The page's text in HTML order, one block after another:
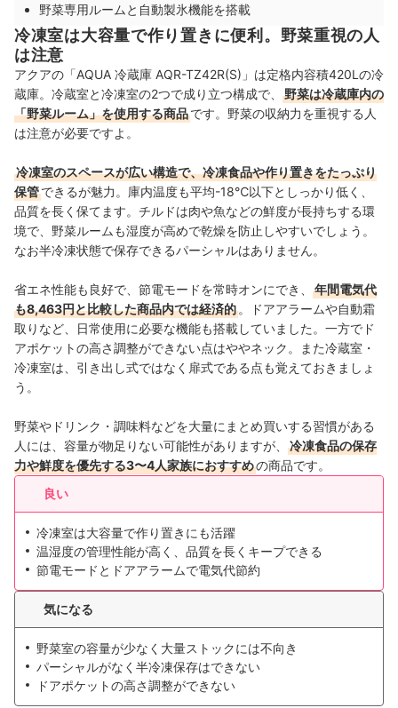
野菜専用ルームと自動製氷機能を搭載
冷凍室は大容量で作り置きに便利。野菜重視の人
は注意
アクアの「AQUA 冷蔵庫 AQR-TZ42R(S)」は定格内容積420Lの冷
蔵庫。冷蔵室と冷凍室の2つで成り立つ構成で、
野菜は冷蔵庫内の
「野菜ルーム」を使用する商品です。野菜の収納力を重視する人
は注意が必要ですよ。
冷凍室のスペースが広い構造で、冷凍食品や作り置きをたっぷり
保管できるが魅力。庫内温度も平均-18℃以下としっかり低く、
品質を長く保てます。チルドは肉や魚などの鮮度が長持ちする環
境で、野菜ルームも湿度が高めで乾燥を防止しやすいでしょう。
なお半冷凍状態で保存できるパーシャルはありません。
省エネ性能も良好で、節電モードを常時オンにでき、
年間電気代
も8,463円と比較した商品内では経済的 。ドアアラームや自動霜
取りなど、日常使用に必要な機能も搭載していました。一方でド
アポケットの高さ調整ができない点はややネック。また冷蔵室・
冷凍室は、引き出し式ではなく扉式である点も覚えておきましょ
う。
野菜やドリンク・調味料などを大量にまとめ買いする習慣がある
人には、容量が物足りない可能性がありますが、
冷凍食品の保存
力や鮮度を優先する3〜4人家族におすすめの商品です。
良い
冷凍室は大容量で作り置きにも活躍
温湿度の管理性能が高く、品質を長くキープできる
節電モードとドアアラームで電気代節約
気になる
野菜室の容量が少なく大量ストックには不向き
パーシャルがなく半冷凍保存はできない
ドアポケットの高さ調整ができない